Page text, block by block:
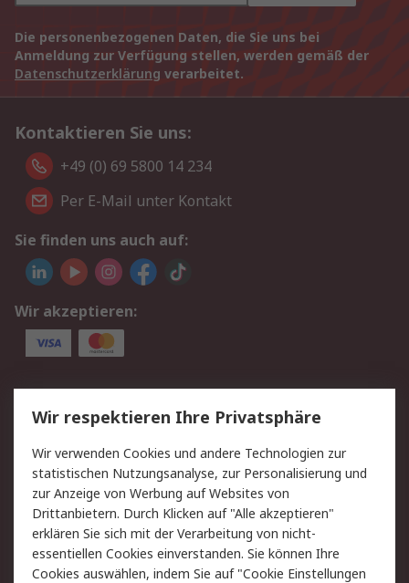
Die personenbezogenen Daten, die Sie uns bei
Anmeldung zur Verfügung stellen, werden gemäß der
Datenschutzerklärung verarbeitet.
Kontaktieren Sie uns:
+49 (0) 69 5800 14 234
Per E-Mail unter Kontakt
Sie finden uns auch auf:
Wir akzeptieren:
Service
Value Added Services
Lieferlösungen
Rücksendungen
Kontakt
Hilfe
Privatkunden
Rechtliches
AGB
Datenschutz
Wir respektieren Ihre Privatsphäre
Wir verwenden Cookies und andere Technologien zur
statistischen Nutzungsanalyse, zur Personalisierung und
zur Anzeige von Werbung auf Websites von
Drittanbietern. Durch Klicken auf "Alle akzeptieren"
erklären Sie sich mit der Verarbeitung von nicht-
essentiellen Cookies einverstanden. Sie können Ihre
Cookies auswählen, indem Sie auf "Cookie Einstellungen